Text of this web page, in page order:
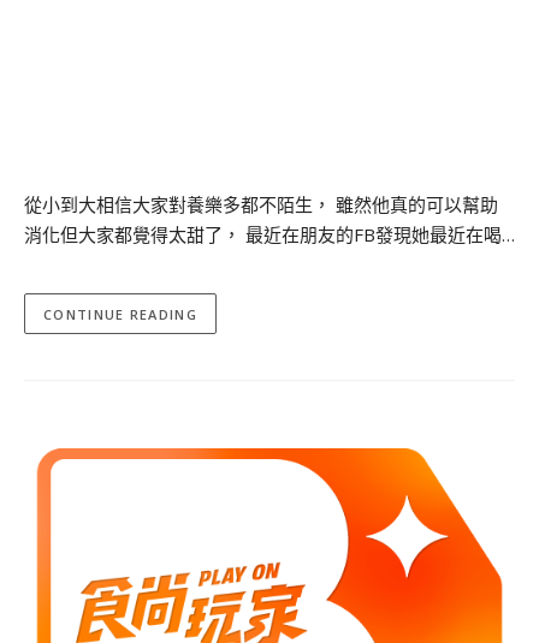
從小到大相信大家對養樂多都不陌生， 雖然他真的可以幫助
消化但大家都覺得太甜了， 最近在朋友的FB發現她最近在喝…
CONTINUE READING